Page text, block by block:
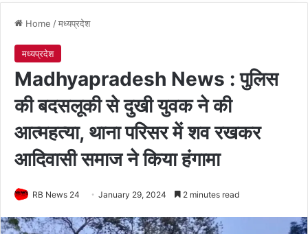
Home /मध्यप्रदेश
मध्यप्रदेश
Madhyapradesh News : पुलिस
की बदसलूकी से दुखी युवक ने की
आत्महत्या, थाना परिसर में शव रखकर
आदिवासी समाज ने किया हंगामा
RB News 24 January 29, 2024 2 minutes read